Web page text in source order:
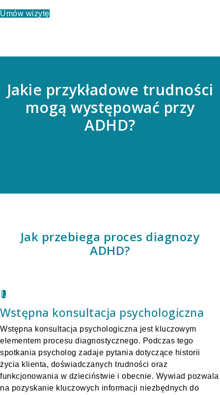
Umów wizytę
Jakie przykładowe trudności
mogą występować przy
ADHD?
Jak przebiega proces diagnozy
ADHD?
I.
Wstępna konsultacja psychologiczna
Wstępna konsultacja psychologiczna jest kluczowym
elementem procesu diagnostycznego. Podczas tego
spotkania psycholog zadaje pytania dotyczące historii
życia klienta, doświadczanych trudności oraz
funkcjonowania w dzieciństwie i obecnie. Wywiad pozwala
na pozyskanie kluczowych informacji niezbędnych do